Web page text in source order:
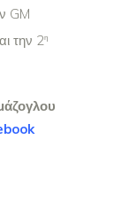
GM
την 2η